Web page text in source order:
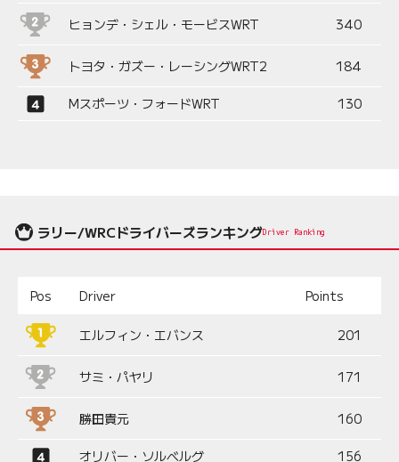
ヒョンデ・シェル・モービスWRT 340
トヨタ・ガズー・レーシングWRT2 184
Mスポーツ・フォードWRT 130
ラリー/WRCドライバーズランキングDriver Ranking
Pos Driver Points
エルフィン・エバンス 201
サミ・パヤリ 171
勝田貴元 160
オリバー・ソルベルグ 156